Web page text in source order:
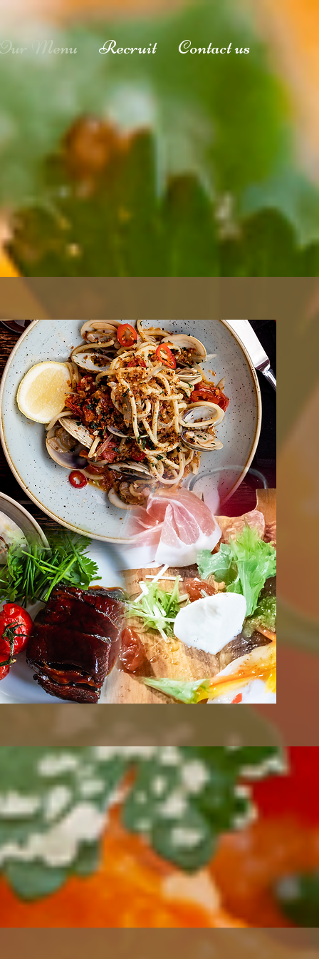
Menu Recruit Contact us